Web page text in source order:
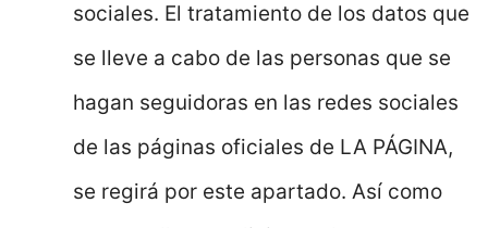
sociales. El tratamiento de los datos que
se lleve a cabo de las personas que se
hagan seguidoras en las redes sociales
de las páginas oficiales de LA PÁGINA,
se regirá por este apartado. Así como